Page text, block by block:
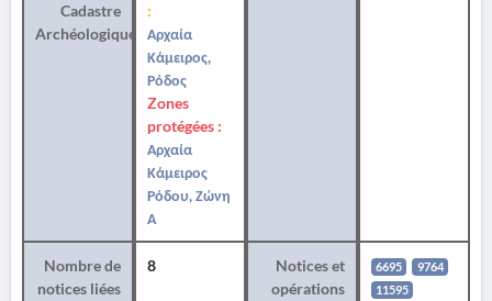
Cadastre
Archéologique
:
Αρχαία
Κάμειρος,
Ρόδος
Zones
protégées :
Αρχαία
Κάμειρος
Ρόδου, Ζώνη
Α
Nombre de
notices liées
8
Notices et
opérations
6695
9764
11595